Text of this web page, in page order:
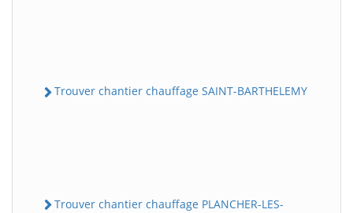
Trouver chantier chauffage SAINT-BARTHELEMY
Trouver chantier chauffage PLANCHER-LES-